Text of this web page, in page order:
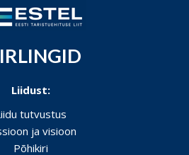
Liidust:
tutvustus
ja visioon
Põhikiri